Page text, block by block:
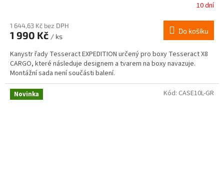
10 dní
1 644,63 Kč bez DPH
1 990 Kč / ks
Do košíku
Kanystr řady Tesseract EXPEDITION určený pro boxy Tesseract X8
CARGO, které následuje designem a tvarem na boxy navazuje.
Montážní sada není součásti balení.
Novinka Kód: CASE10L-GR